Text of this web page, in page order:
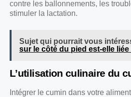
contre les ballonnements, les
stimuler la lactation.
Sujet qui pourrait vous
sur le côté du pied est-elle
L’utilisation culinaire du
Intégrer le cumin dans votre